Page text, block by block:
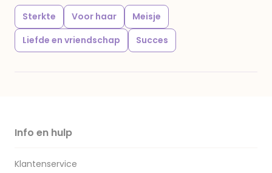
Sterkte Voor haar
Meisje
Liefde en vriendschap
Succes
Info en hulp
Klantenservice